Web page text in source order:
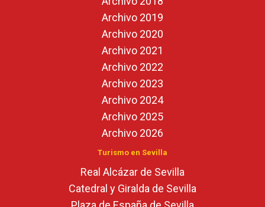
Archivo 2019
Archivo 2020
Archivo 2021
Archivo 2022
Archivo 2023
Archivo 2024
Archivo 2025
Archivo 2026
Turismo en Sevilla
Real Alcázar de Sevilla
Catedral y Giralda de Sevilla